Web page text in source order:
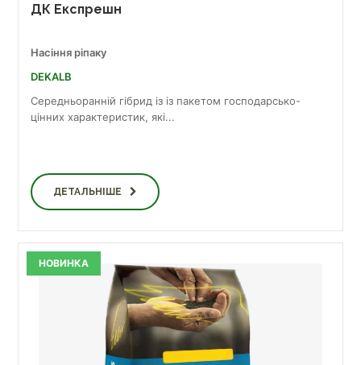
ДК Експрешн
Насіння ріпаку
DEKALB
Середньоранній гібрид із із пакетом господарсько-
цінних характеристик, які...
ДЕТАЛЬНІШЕ
НОВИНКА